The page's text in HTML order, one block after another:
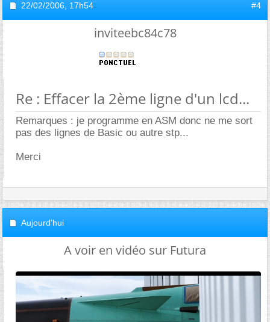
22/02/2006, 17h54 #4
inviteebc84c78
Re : Effacer la 2ème ligne d'un lcd...
Remarques : je programme en ASM donc ne me sort
pas des lignes de Basic ou autre stp...
Merci
Aujourd'hui
A voir en vidéo sur Futura